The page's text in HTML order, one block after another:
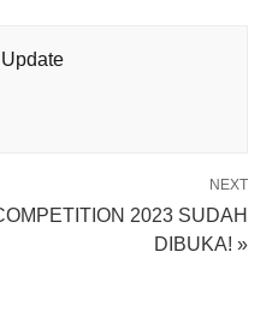
NEXT
2023 SUDAH
DIBUKA! »